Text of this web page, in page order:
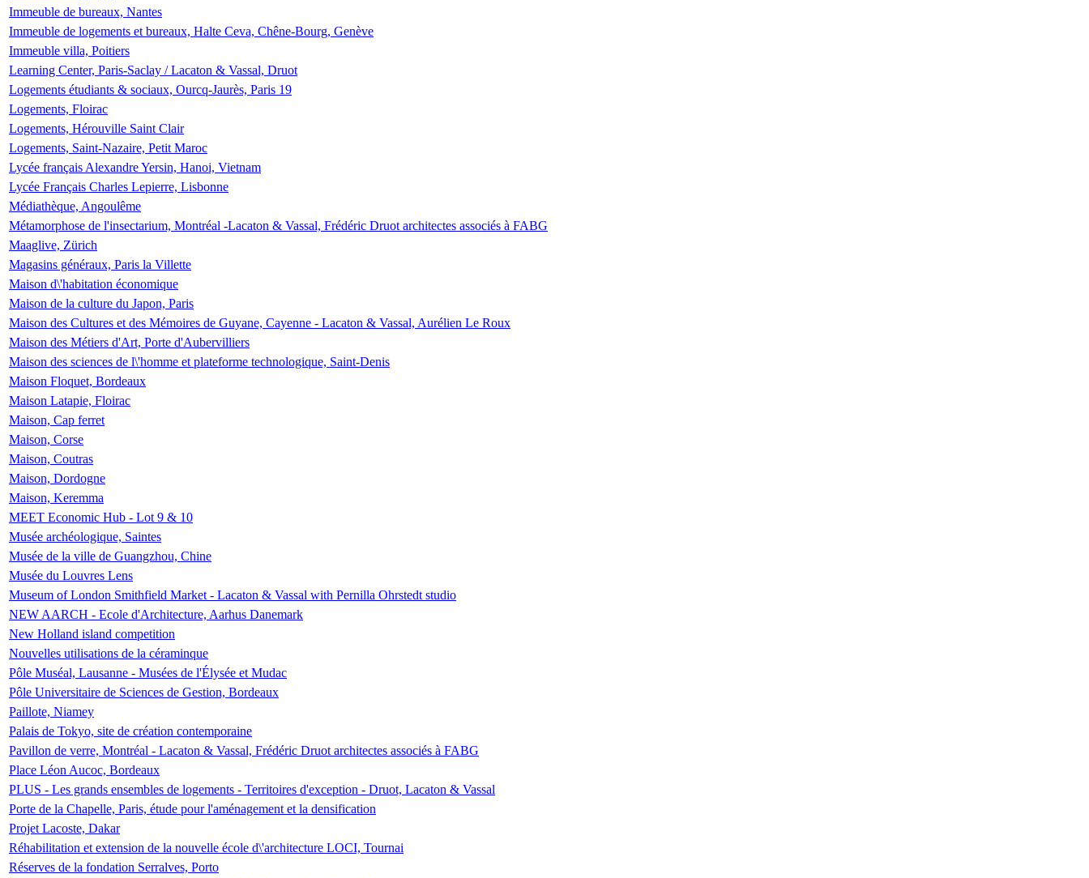
Immeuble de bureaux, Nantes
Immeuble de logements et bureaux, Halte Ceva, Chêne-Bourg, Genève
Immeuble villa, Poitiers
Learning Center, Paris-Saclay / Lacaton & Vassal, Druot
Logements étudiants & sociaux, Ourcq-Jaurès, Paris 19
Logements, Floirac
Logements, Hérouville Saint Clair
Logements, Saint-Nazaire, Petit Maroc
Lycée français Alexandre Yersin, Hanoi, Vietnam
Lycée Français Charles Lepierre, Lisbonne
Médiathèque, Angoulême
Métamorphose de l'insectarium, Montréal -Lacaton & Vassal, Frédéric Druot architectes associés à FABG
Maaglive, Zürich
Magasins généraux, Paris la Villette
Maison d\'habitation économique
Maison de la culture du Japon, Paris
Maison des Cultures et des Mémoires de Guyane, Cayenne - Lacaton & Vassal, Aurélien Le Roux
Maison des Métiers d'Art, Porte d'Aubervilliers
Maison des sciences de l\'homme et plateforme technologique, Saint-Denis
Maison Floquet, Bordeaux
Maison Latapie, Floirac
Maison, Cap ferret
Maison, Corse
Maison, Coutras
Maison, Dordogne
Maison, Keremma
MEET Economic Hub - Lot 9 & 10
Musée archéologique, Saintes
Musée de la ville de Guangzhou, Chine
Musée du Louvres Lens
Museum of London Smithfield Market - Lacaton & Vassal with Pernilla Ohrstedt studio
NEW AARCH - Ecole d'Architecture, Aarhus Danemark
New Holland island competition
Nouvelles utilisations de la céraminque
Pôle Muséal, Lausanne - Musées de l'Élysée et Mudac
Pôle Universitaire de Sciences de Gestion, Bordeaux
Paillote, Niamey
Palais de Tokyo, site de création contemporaine
Pavillon de verre, Montréal - Lacaton & Vassal, Frédéric Druot architectes associés à FABG
Place Léon Aucoc, Bordeaux
PLUS - Les grands ensembles de logements - Territoires d'exception - Druot, Lacaton & Vassal
Porte de la Chapelle, Paris, étude pour l'aménagement et la densification
Projet Lacoste, Dakar
Réhabilitation et extension de la nouvelle école d\'architecture LOCI, Tournai
Réserves de la fondation Serralves, Porto